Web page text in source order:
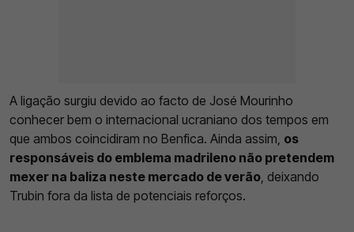
A ligação surgiu devido ao facto de José Mourinho
conhecer bem o internacional ucraniano dos tempos em
que ambos coincidiram no Benfica. Ainda assim, os
responsáveis do emblema madrileno não pretendem
mexer na baliza neste mercado de verão , deixando
Trubin fora da lista de potenciais reforços.